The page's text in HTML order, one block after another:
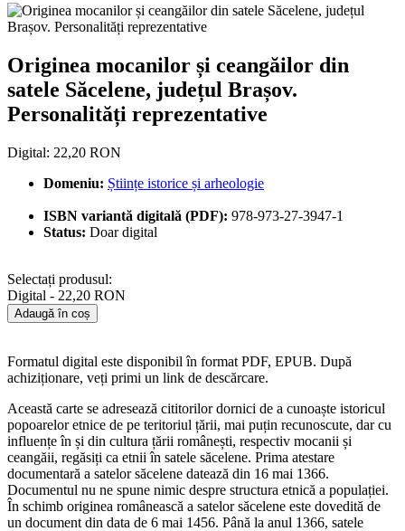
Originea mocanilor și
Originea mocanilor și ceangăilor din
satele Săcelene, județul Brașov.
Personalități reprezentative
Digital: 22,20 RON
Domeniu: Științe istorice și arheologie
ISBN variantă digitală (PDF): 978-973-27-3947-1
Status: Doar digital
Selectați produsul:
Digital - 22,20 RON
Adaugă în coș
Formatul digital este disponibil în format PDF, EPUB. După
achiziționare, veți primi un link de descărcare.
Această carte se adresează cititorilor dornici de a cunoaște istoricul
popoarelor etnice de pe teritoriul țării, mai puțin recunoscute, dar cu
influențe în și din cultura țării românești, respectiv mocanii și
ceangăii, regăsiți ca etnii în satele săcelene. Prima atestare
documentară a satelor săcelene datează din 16 mai 1366.
Documentul nu ne spune nimic despre structura etnică a populației.
În schimb originea românească a satelor săcelene este dovedită de
un document din data de 6 mai 1456. Până la anul 1366, satele